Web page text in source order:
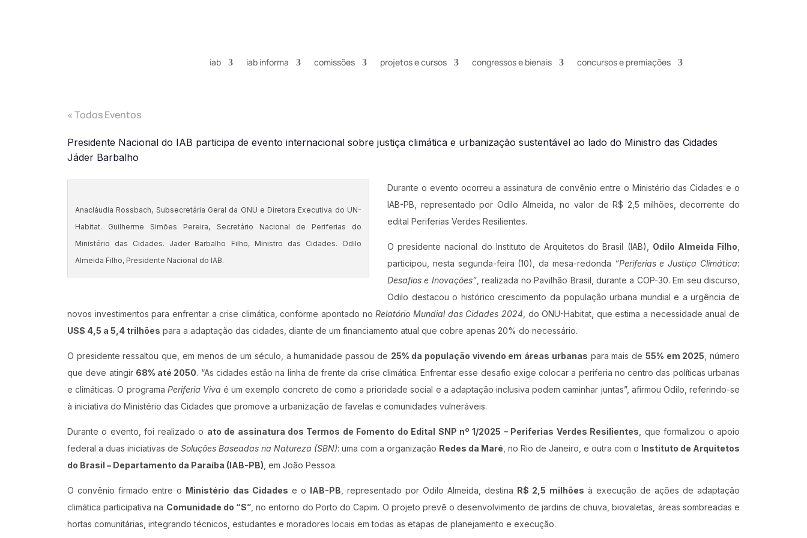
iab iab informa comissões projetos e cursos congressos e bienais concursos e premiações
« Todos Eventos
Presidente Nacional do IAB participa de evento internacional sobre justiça climática e urbanização sustentável ao lado do Ministro das Cidades
Jáder Barbalho
Anacláudia Rossbach, Subsecretária Geral da ONU e Diretora Executiva do UN-
Habitat. Guilherme Simões Pereira, Secretário Nacional de Periferias do
Ministério das Cidades. Jader Barbalho Filho, Ministro das Cidades. Odilo
Almeida Filho, Presidente Nacional do IAB.
Durante o evento ocorreu a assinatura de convênio entre o Ministério das Cidades e o
IAB-PB, representado por Odilo Almeida, no valor de R$ 2,5 milhões, decorrente do
edital Periferias Verdes Resilientes.
O presidente nacional do Instituto de Arquitetos do Brasil (IAB), Odilo Almeida Filho
participou, nesta segunda-feira (10), da mesa-redonda “Periferias e Justiça Climática:
Desafios e Inovações”, realizada no Pavilhão Brasil, durante a COP-30. Em seu discurso,
Odilo destacou o histórico crescimento da população urbana mundial e a urgência de
novos investimentos para enfrentar a crise climática, conforme apontado noRelatório Mundial das Cidades 2024 , do ONU-Habitat, que estima a necessidade anual de
US$ 4,5 a 5,4 trilhões para a adaptação das cidades, diante de um financiamento atual que cobre apenas 20% do necessário.
O presidente ressaltou que, em menos de um século, a humanidade passou de 25% da população vivendo em áreas urbanas para mais de 55% em 2025 , número
que deve atingir 68% até 2050. “As cidades estão na linha de frente da crise climática. Enfrentar esse desafio exige colocar a periferia no centro das políticas urbanas
e climáticas. O programa Periferia Viva é um exemplo concreto de como a prioridade social e a adaptação inclusiva podem caminhar juntas”, afirmou Odilo, referindo-se
à iniciativa do Ministério das Cidades que promove a urbanização de favelas e comunidades vulneráveis.
Durante o evento, foi realizado o ato de assinatura dos Termos de Fomento do Edital SNP nº 1/2025 – Periferias Verdes Resilientes , que formalizou o apoio
federal a duas iniciativas de Soluções Baseadas na Natureza (SBN): uma com a organização Redes da Maré , no Rio de Janeiro, e outra com o Instituto de Arquitetos
do Brasil – Departamento da Paraíba (IAB-PB) , em João Pessoa.
O convênio firmado entre o Ministério das Cidades e o IAB-PB , representado por Odilo Almeida, destina R$ 2,5 milhões à execução de ações de adaptação
climática participativa na Comunidade do “S” , no entorno do Porto do Capim. O projeto prevê o desenvolvimento de jardins de chuva, biovaletas, áreas sombreadas e
hortas comunitárias, integrando técnicos, estudantes e moradores locais em todas as etapas de planejamento e execução.